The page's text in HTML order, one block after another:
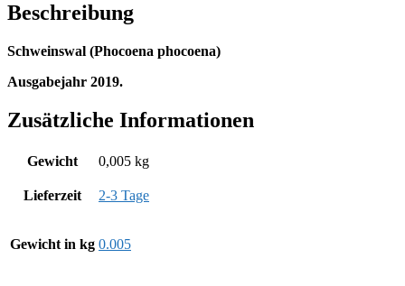
Beschreibung
Schweinswal (Phocoena phocoena)
Ausgabejahr 2019.
Zusätzliche Informationen
Gewicht 0,005 kg
Lieferzeit 2-3 Tage
Gewicht in kg 0.005